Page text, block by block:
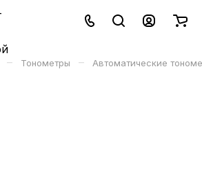
– Тонометры – Автоматические